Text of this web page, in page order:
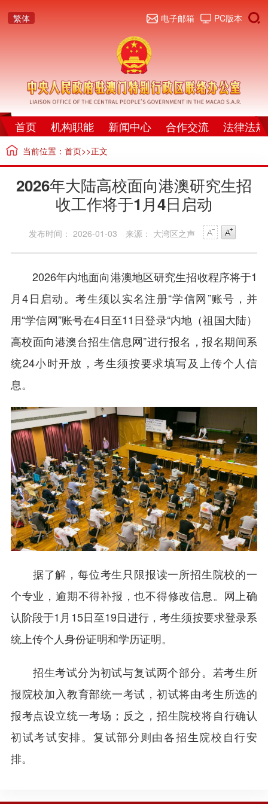
繁体 PC版本
电子邮箱
首页 机构职能 新闻中心 合作交流 法律法规
当前位置： 首页>>正文
2026年大陆高校面向港澳研究生招
收工作将于1月4日启动
发布时间： 2026-01-03 来源： 大湾区之声
2026年内地面向港澳地区研究生招收程序将于1
月4日启动。考生须以实名注册“学信网”账号，并
用“学信网”账号在4日至11日登录“内地（祖国大陆）
高校面向港澳台招生信息网”进行报名，报名期间系
统24小时开放，考生须按要求填写及上传个人信
息。
据了解，每位考生只限报读一所招生院校的一
个专业，逾期不得补报，也不得修改信息。网上确
认阶段于1月15日至19日进行，考生须按要求登录系
统上传个人身份证明和学历证明。
招生考试分为初试与复试两个部分。若考生所
报院校加入教育部统一考试，初试将由考生所选的
报考点设立统一考场；反之，招生院校将自行确认
初试考试安排。复试部分则由各招生院校自行安
排。